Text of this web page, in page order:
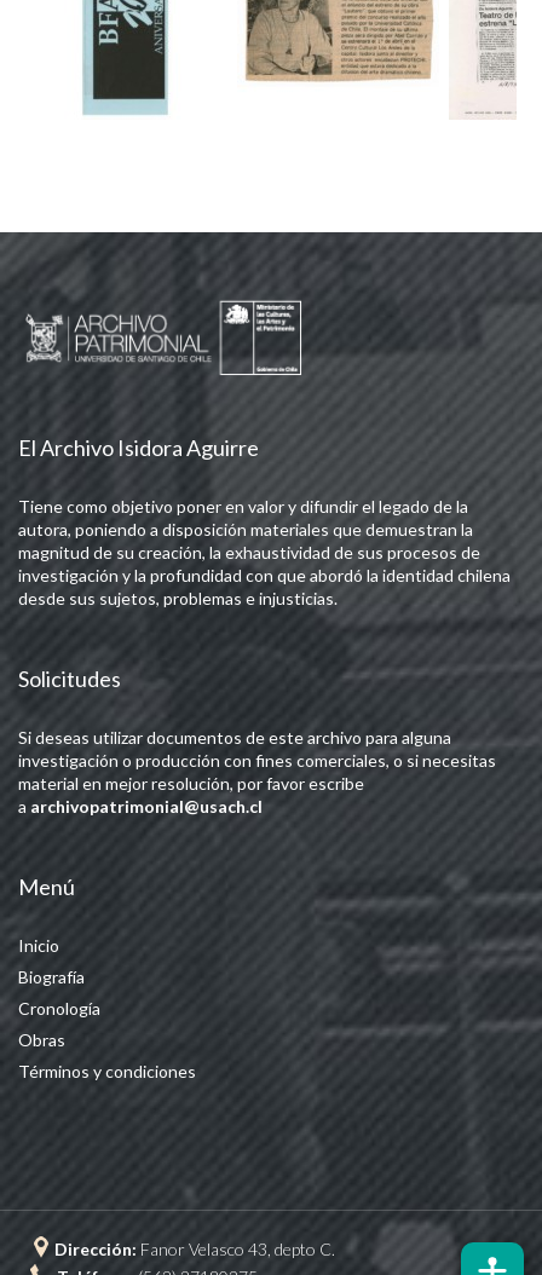
El Archivo Isidora Aguirre
Tiene como objetivo poner en valor y difundir el legado de la
autora, poniendo a disposición materiales que demuestran la
magnitud de su creación, la exhaustividad de sus procesos de
investigación y la profundidad con que abordó la identidad chilena
desde sus sujetos, problemas e injusticias.
Solicitudes
Si deseas utilizar documentos de este archivo para alguna
investigación o producción con fines comerciales, o si necesitas
material en mejor resolución, por favor escribe
a archivopatrimonial@usach.cl
Menú
Inicio
Biografía
Cronología
Obras
Términos y condiciones
Dirección: Fanor Velasco 43, depto C.